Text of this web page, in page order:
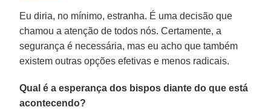
Eu diria, no mínimo, estranha. É uma decisão que
chamou a atenção de todos nós. Certamente, a
segurança é necessária, mas eu acho que também
existem outras opções efetivas e menos radicais.
Qual é a esperança dos bispos diante do que está
acontecendo?